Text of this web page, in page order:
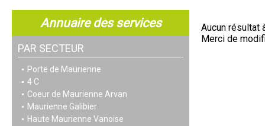
Annuaire des services
PAR SECTEUR
Porte de Maurienne
4 C
Coeur de Maurienne Arvan
Maurienne Galibier
Haute Maurienne Vanoise
Aucun résultat
Merci de